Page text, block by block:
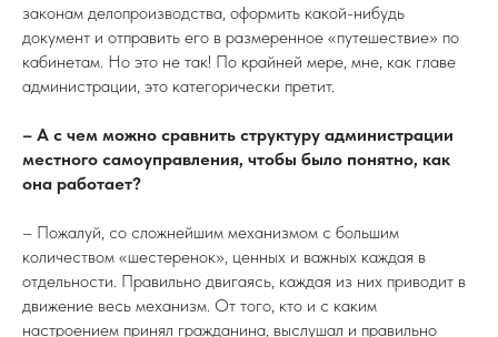
законам делопроизводства, оформить какой-нибудь
документ и отправить его в размеренное «путешествие» по
кабинетам. Но это не так! По крайней мере, мне, как главе
администрации, это категорически претит.
– А с чем можно сравнить структуру администрации
местного самоуправления, чтобы было понятно, как
она работает?
– Пожалуй, со сложнейшим механизмом с большим
количеством «шестеренок», ценных и важных каждая в
отдельности. Правильно двигаясь, каждая из них приводит в
движение весь механизм. От того, кто и с каким
настроением принял гражданина, выслушал и правильно